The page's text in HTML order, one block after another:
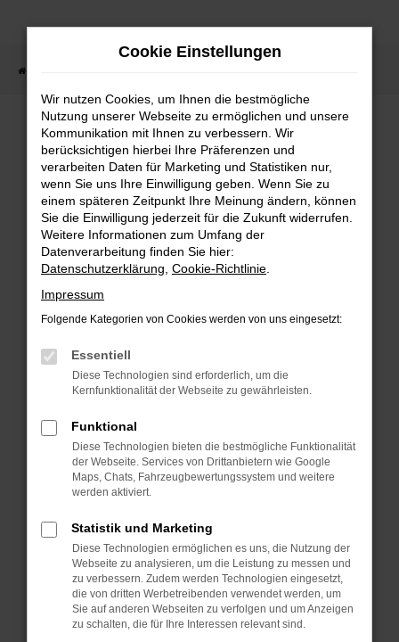
Zum
Fehler: Network Error
Beim Laden ist ein Fehler aufgetreten.
Hier sind ein paar Tipps, die dir helfen
können:
Überprüfe deine Firewall und
deine Internetverbindung.
Beispiel deine Suchmaschine?
Prüfe deine
Browsererweiterungen.
Manche Erweiterungen, wie
Werbeblocker, können das Laden
bestimmter Seiten verhindern.
anderen Browser oder in einem
privaten Fenster?
Starte dein Gerät neu.
Das kann manchmal helfen,
Cookie Einstellungen
Wir nutzen Cookies, um Ihnen die bestmögliche
Nutzung unserer Webseite zu ermöglichen und unsere
Kommunikation mit Ihnen zu verbessern. Wir
berücksichtigen hierbei Ihre Präferenzen und
verarbeiten Daten für Marketing und Statistiken nur,
wenn Sie uns Ihre Einwilligung geben. Wenn Sie zu
einem späteren Zeitpunkt Ihre Meinung ändern, können
Sie die Einwilligung jederzeit für die Zukunft widerrufen.
Weitere Informationen zum Umfang der
Datenverarbeitung finden Sie hier:
Datenschutzerklärung Cookie-Richtlinie
Impressum
Folgende Kategorien von Cookies werden von uns eingesetzt:
Essentiell
Diese Technologien sind erforderlich, um die
Kernfunktionalität der Webseite zu gewährleisten.
Funktional
Diese Technologien bieten die bestmögliche Funktionalität
der Webseite. Services von Drittanbietern wie Google
Maps, Chats, Fahrzeugbewertungssystem und weitere
werden aktiviert.
Statistik und Marketing
Diese Technologien ermöglichen es uns, die Nutzung der
Webseite zu analysieren, um die Leistung zu messen und
zu verbessern. Zudem werden Technologien eingesetzt,
die von dritten Werbetreibenden verwendet werden, um
Sie auf anderen Webseiten zu verfolgen und um Anzeigen
zu schalten, die für Ihre Interessen relevant sind.